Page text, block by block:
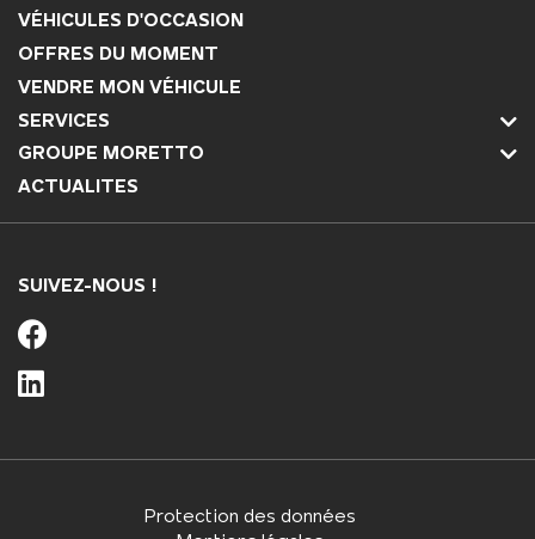
VÉHICULES D'OCCASION
OFFRES DU MOMENT
VENDRE MON VÉHICULE
SERVICES
GROUPE MORETTO
ACTUALITES
SUIVEZ-NOUS !
Protection des données